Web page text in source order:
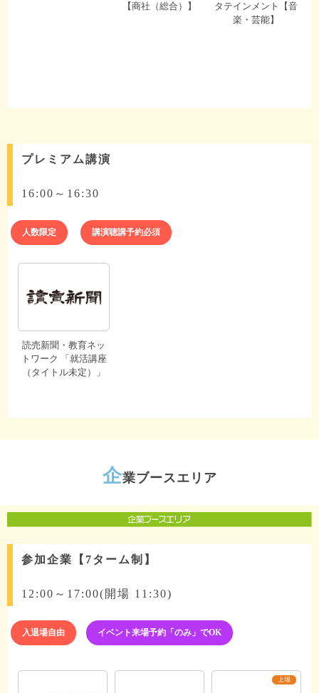
【商社（総合）】
タテインメント【音
楽・芸能】
プレミアム講演
16:00～16:30
人数限定 講演聴講予約必須
読売新聞・教育ネッ
トワーク 「就活講座
（タイトル未定）」
企業ブースエリア
参加企業【7ターム制】
12:00～17:00(開場 11:30)
入退場自由 イベント来場予約「のみ」でOK